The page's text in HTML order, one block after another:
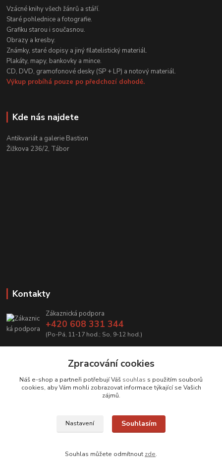
Vzácné knihy všech žánrů a stáří.
Staré pohlednice a fotografie.
Grafiku starou i současnou.
Obrazy a kresby.
Známky, staré dopisy a jiný filatelistický materiál.
Plakáty, mapy, bankovky a mince.
CD, DVD, gramofonové desky (SP + LP) a notový materiál.
Výkup probíhá pouze po předchozí dohodě.
Kde nás najdete
Antikvariát a galerie Bastion
Žižkova 236/2, Tábor
Kontakty
Zákaznická podpora
+420 608 331 344
(Po-Pá, 11-17 hod.; So, 9-12 hod.)
Upravit sběr cookies.
© Antikvariát a galerie Bastion
Zpracování cookies
Náš e-shop a partneři potřebují Váš souhlas s použitím souborů
cookies, aby Vám mohli zobrazovat informace týkající se Vašich
zájmů.
Nastavení Souhlasím
Souhlas můžete odmítnout zde.